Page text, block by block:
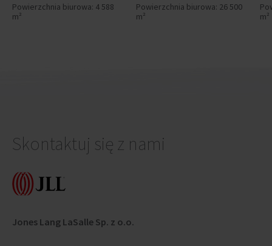
Powierzchnia biurowa: 4 588
m²
Powierzchnia biurowa: 26 500
m²
m²
Skontaktuj się z nami
Jones Lang LaSalle Sp. z o.o.